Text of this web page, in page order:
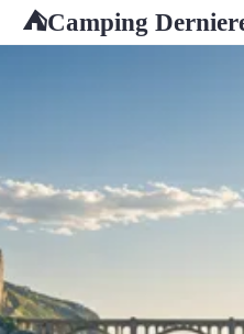
⛺Camping